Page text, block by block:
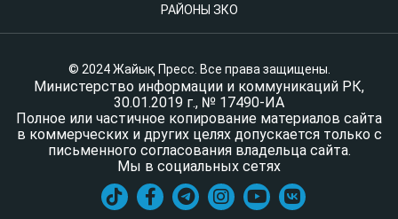
РАЙОНЫ ЗКО
© 2024 Жайық Пресс. Все права защищены.
Министерство информации и коммуникаций РК,
30.01.2019 г., № 17490-ИА
Полное или частичное копирование материалов сайта
в коммерческих и других целях допускается только с
письменного согласования владельца сайта.
Мы в социальных сетях